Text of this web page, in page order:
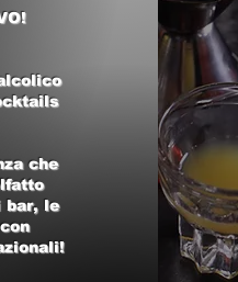
che
bar, le